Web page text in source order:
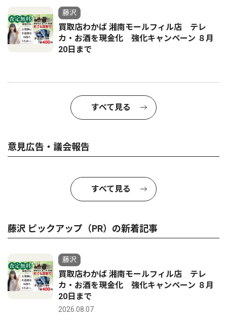
藤沢
買取店わかば 湘南モールフィル店 テレ
カ・お酒を現金化 強化キャンペーン ８月
20日まで
すべて見る
意見広告・議会報告
すべて見る
藤沢 ピックアップ（PR）の新着記事
藤沢
買取店わかば 湘南モールフィル店 テレ
カ・お酒を現金化 強化キャンペーン ８月
20日まで
2026.08.07